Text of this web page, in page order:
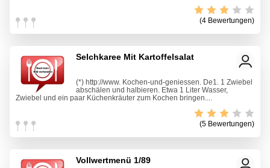
(4 Bewertungen)
Selchkaree Mit Kartoffelsalat
(*) http://www. Kochen-und-geniessen. De1. 1 Zwiebel
abschälen und halbieren. Etwa 1 Liter Wasser,
Zwiebel und ein paar Küchenkräuter zum Kochen bringen....
(5 Bewertungen)
Vollwertmenü 1/89